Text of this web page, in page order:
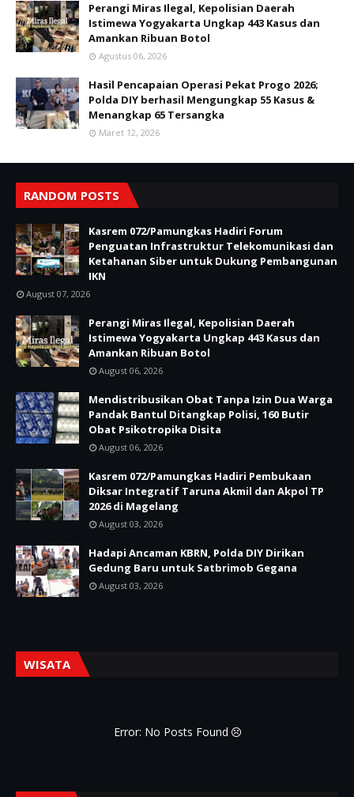
Perangi Miras Ilegal, Kepolisian Daerah
Istimewa Yogyakarta Ungkap 443 Kasus dan
Amankan Ribuan Botol
Agustus 06, 2026
Hasil Pencapaian Operasi Pekat Progo 2026;
Polda DIY berhasil Mengungkap 55 Kasus &
Menangkap 65 Tersangka
Maret 12, 2026
RANDOM POSTS
Kasrem 072/Pamungkas Hadiri Forum
Penguatan Infrastruktur Telekomunikasi dan
Ketahanan Siber untuk Dukung Pembangunan
IKN
August 07, 2026
Perangi Miras Ilegal, Kepolisian Daerah
Istimewa Yogyakarta Ungkap 443 Kasus dan
Amankan Ribuan Botol
August 06, 2026
Mendistribusikan Obat Tanpa Izin Dua Warga
Pandak Bantul Ditangkap Polisi, 160 Butir
Obat Psikotropika Disita
August 06, 2026
Kasrem 072/Pamungkas Hadiri Pembukaan
Diksar Integratif Taruna Akmil dan Akpol TP
2026 di Magelang
August 03, 2026
Hadapi Ancaman KBRN, Polda DIY Dirikan
Gedung Baru untuk Satbrimob Gegana
August 03, 2026
WISATA
Error: No Posts Found